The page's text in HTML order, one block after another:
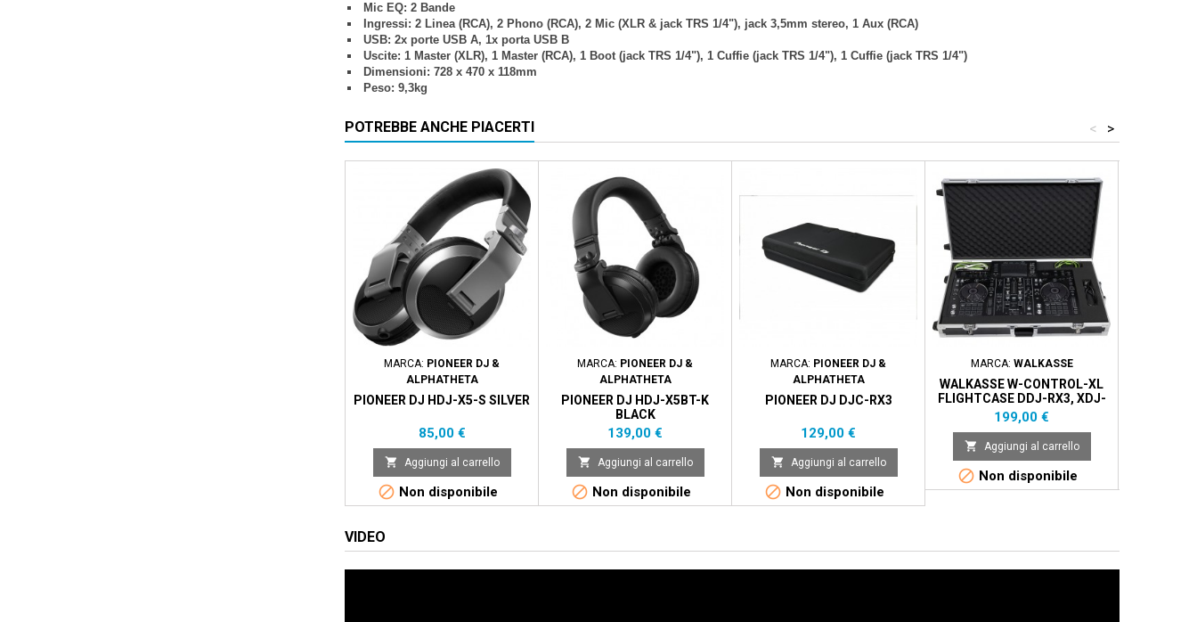
Mic EQ: 2 Bande
Ingressi: 2 Linea (RCA), 2 Phono (RCA), 2 Mic (XLR & jack TRS 1/4"), jack 3,5mm stereo, 1 Aux (RCA)
USB: 2x porte USB A, 1x porta USB B
Uscite: 1 Master (XLR), 1 Master (RCA), 1 Boot (jack TRS 1/4"), 1 Cuffie (jack TRS 1/4"), 1 Cuffie (jack TRS 1/4")
Dimensioni: 728 x 470 x 118mm
Peso: 9,3kg
POTREBBE ANCHE PIACERTI >
<
MARCA: PIONEER DJ &
ALPHATHETA
PIONEER DJ HDJ-X5-S SILVER
Prezzo
85,00 €
 Aggiungi al carrello
 Non disponibile
MARCA: PIONEER DJ &
ALPHATHETA
PIONEER DJ HDJ-X5BT-K
BLACK
Prezzo
139,00 €
 Aggiungi al carrello
 Non disponibile
MARCA: PIONEER DJ &
ALPHATHETA
PIONEER DJ DJC-RX3
Prezzo
129,00 €
 Aggiungi al carrello
 Non disponibile
MARCA: WALKASSE
WALKASSE W-CONTROL-XL
FLIGHTCASE DDJ-RX3, XDJ-
XZ, PRIME4
Prezzo
199,00 €
 Aggiungi al carrello
 Non disponibile
VIDEO